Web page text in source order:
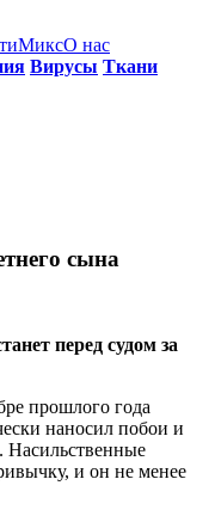
МиксО нас
Вирусы Ткани
сына
перед судом за
прошлого года
наносил побои и
Насильственные
и он не менее